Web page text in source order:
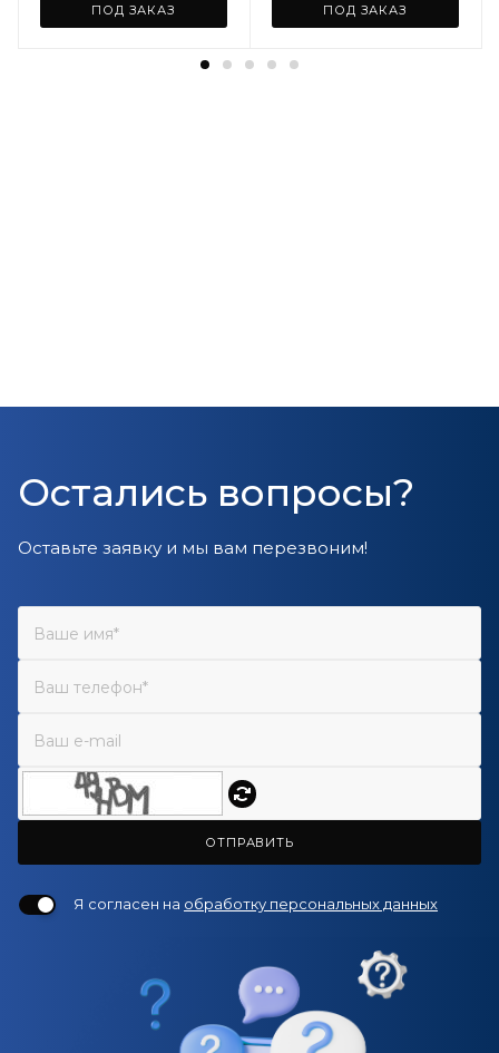
ПОД ЗАКАЗ ПОД ЗАКАЗ
Остались вопросы?
Оставьте заявку и мы вам перезвоним!
ОТПРАВИТЬ
Я согласен на обработку персональных данных